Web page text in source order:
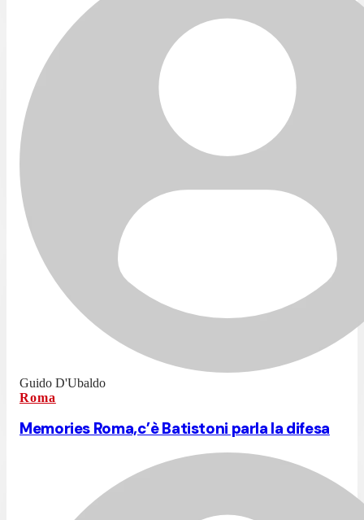
Guido D'Ubaldo
Roma
Memories Roma,c’è Batistoni parla la difesa